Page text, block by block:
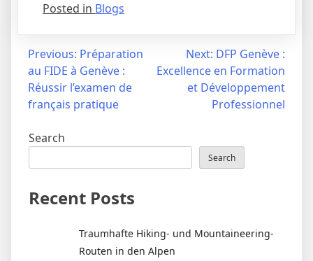
Posted in Blogs
Post
navigation
Previous: Préparation
au FIDE à Genève :
Réussir l’examen de
français pratique
Next: DFP Genève :
Excellence en Formation
et Développement
Professionnel
Search
Search
Recent Posts
Traumhafte Hiking- und Mountaineering-
Routen in den Alpen